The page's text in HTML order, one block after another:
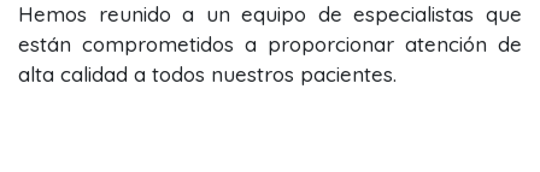
Hemos reunido a un equipo de especialistas que
están comprometidos a proporcionar atención de
alta calidad a todos nuestros pacientes.